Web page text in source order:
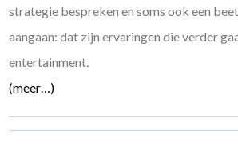
strategie bespreken en soms ook een
aangaan: dat zijn ervaringen die verder
entertainment.
(meer…)